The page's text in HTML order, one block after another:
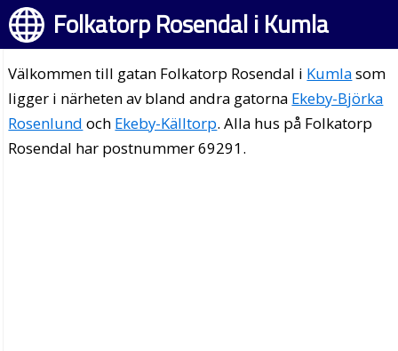
Folkatorp Rosendal i Kumla
Välkommen till gatan Folkatorp Rosendal i Kumlasom
ligger i närheten av bland andra gatorna Ekeby-Björka
Rosenlund och Ekeby-Källtorp. Alla hus på Folkatorp
Rosendal har postnummer 69291.